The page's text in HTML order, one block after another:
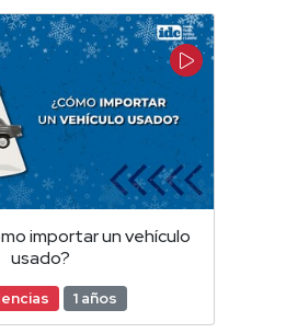
importar un vehículo
usado?
1 años